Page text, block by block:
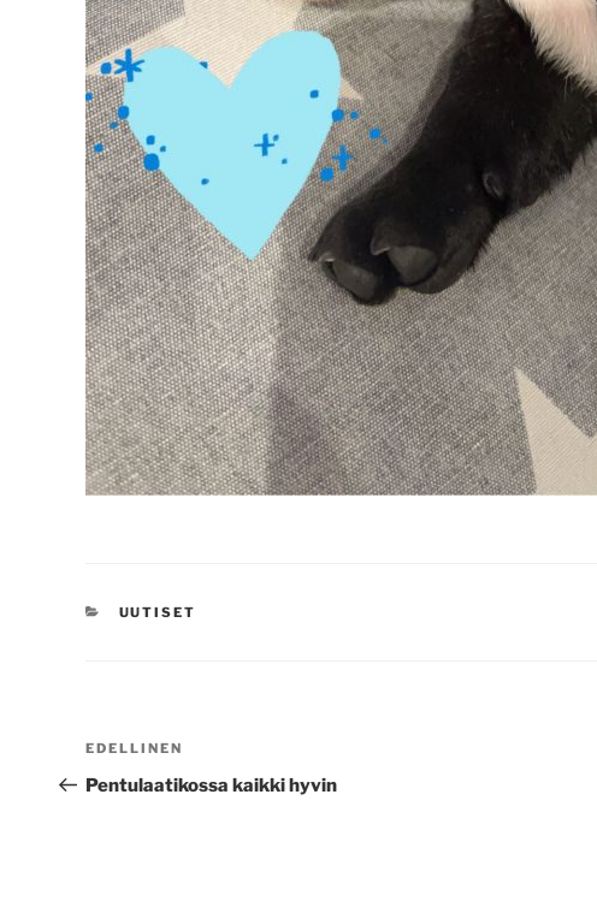
KATEGORIAT
UUTISET
Artikkelien
selaus
Edellinen
artikkeli
EDELLINEN
Pentulaatikossa kaikki hyvin